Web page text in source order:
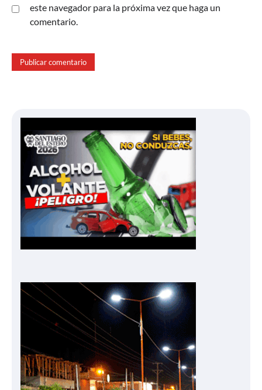
este navegador para la próxima vez que haga un
comentario.